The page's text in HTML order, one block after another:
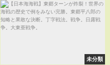
未分類